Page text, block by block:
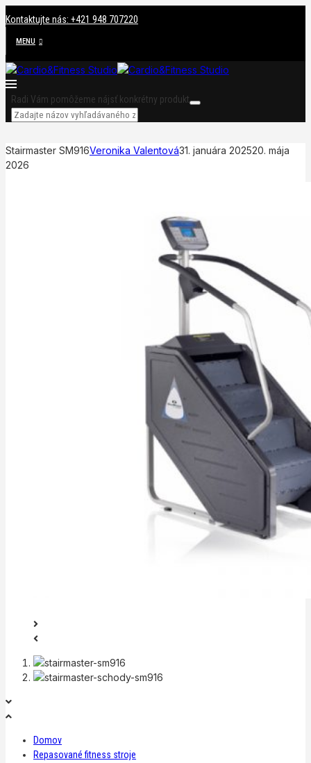
Kontaktujte nás: +421 948 707220
MENU
Radi Vám pomôžeme nájsť konkrétny produkt
Stairmaster SM916Veronika Valentová31. januára 202520. mája
2026
Domov
Repasované fitness stroje